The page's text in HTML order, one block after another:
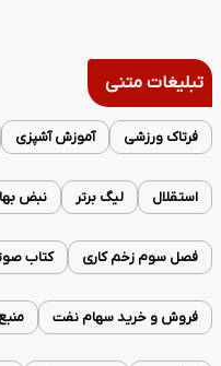
تبلیغات متنی
فرتاک ورزشی آموزش آشپزی
استقلال لیگ برتر نبض
فصل سوم زخم کاری کتاب
فروش و خرید سهام نفت